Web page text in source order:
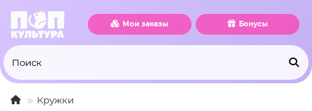
Мои заказы Бонусы
Кружки